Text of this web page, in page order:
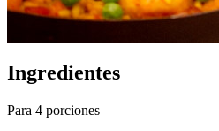
Ingredientes
Para 4 porciones